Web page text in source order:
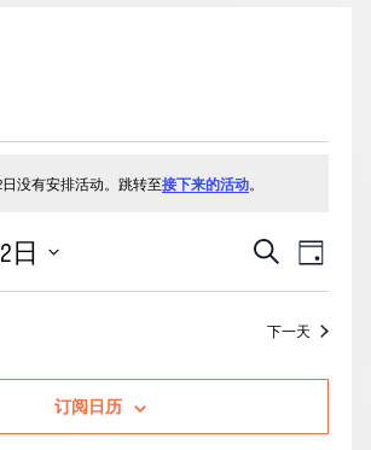
日没有安排活动。跳转至接下来的活动。
活
动
搜
索
和
搜
事
件
视
导
天
日
下一天
订阅日历